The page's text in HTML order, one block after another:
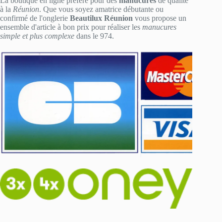
à la Réunion. Que vous soyez amatrice débutante ou
confirmé de l'onglerie Beautilux Réunion vous propose un
ensemble d'article à bon prix pour réaliser les manucures
simple et plus complexe dans le 974.